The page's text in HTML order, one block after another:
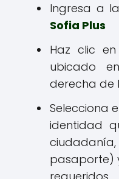
Ingresa a
Sofia Plus
Haz clic
ubicado
derecha de
Selecciona
identidad
ciudadanía,
pasaporte)